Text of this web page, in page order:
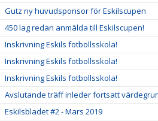
Gutz ny huvudsponsor för Eskilscupen
450 lag redan anmälda till Eskilscupen!
Inskrivning Eskils fotbollsskola!
Inskrivning Eskils fotbollsskola!
Inskrivning Eskils fotbollsskola!
Avslutande träff inleder fortsatt
Eskilsbladet #2 - Mars 2019